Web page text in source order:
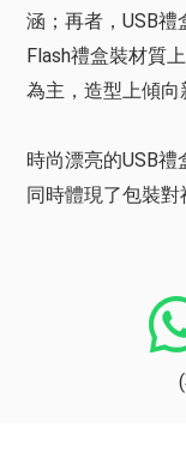
涵；再者，USB禮
Flash禮盒裝材質
為主，造型上傾向
時尚漂亮的USB禮
同時體現了包裝對